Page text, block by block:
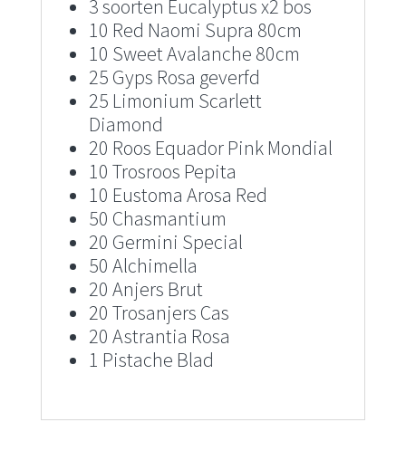
3 soorten Eucalyptus x2 bos
10 Red Naomi Supra 80cm
10 Sweet Avalanche 80cm
25 Gyps Rosa geverfd
25 Limonium Scarlett
Diamond
20 Roos Equador Pink Mondial
10 Trosroos Pepita
10 Eustoma Arosa Red
50 Chasmantium
20 Germini Special
50 Alchimella
20 Anjers Brut
20 Trosanjers Cas
20 Astrantia Rosa
1 Pistache Blad